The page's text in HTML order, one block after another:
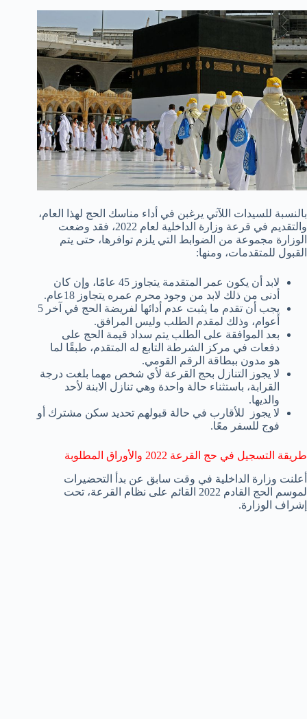
بالنسبة للسيدات اللآتي يرغبن في أداء مناسك الحج لهذا العام،
والتقديم في قرعة وزارة الداخلية لعام 2022، فقد وضعت
الوزارة مجموعة من الضوابط التي يلزم توافرها، حتى يتم
القبول للمتقدمات، ومنها:
لابد أن يكون عمر المتقدمة يتجاوز 45 عامًا، وإن كان
أدنى من ذلك لابد من وجود محرم عمره يتجاوز 18عام.
يجب أن تقدم ما يثبت عدم أدائها لفريضة الحج في آخر 5
أعوام، وذلك لمقدم الطلب وليس المرافق.
بعد الموافقة على الطلب يتم سداد قيمة الحج على
دفعات في مركز الشرطة التابع له المتقدم، طبقًا لما
هو مدون ببطاقة الرقم القومي.
لا يجوز التنازل بحج القرعة لأي شخص مهما بلغت درجة
القرابة، باستثناء حالة واحدة وهي تنازل الابنة لأحد
والديها.
لا يجوز للأقارب في حالة قبولهم تحديد سكن مشترك أو
فوج للسفر معًا.
طريقة التسجيل في حج القرعة 2022 والأوراق المطلوبة
أعلنت وزارة الداخلية في وقت سابق عن بدأ التحضيرات
لموسم الحج القادم 2022 القائم على نظام القرعة، تحت
إشراف الوزارة.